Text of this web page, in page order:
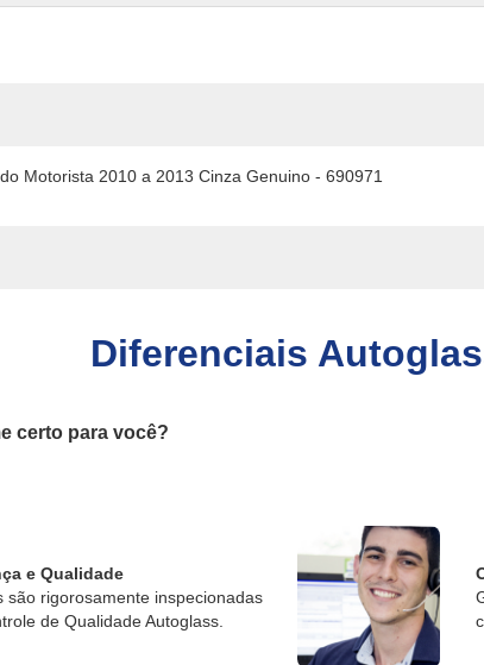
Motorista 2010 a 2013 Cinza Genuino - 690971
Diferenciais
certo para você?
e Qualidade
são rigorosamente inspecionadas
de Qualidade Autoglass.